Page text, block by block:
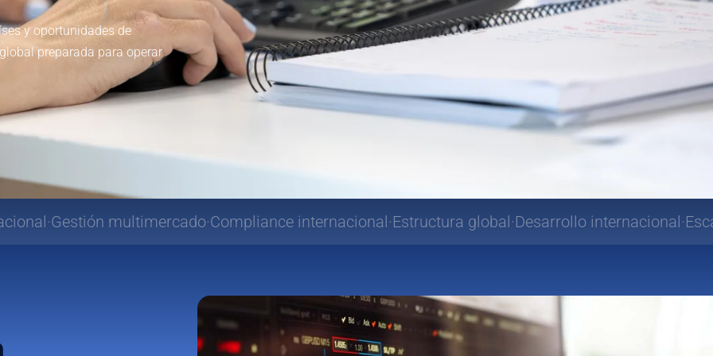
04. Internacionalización
Nuevos mercados
y oportunidades de
preparada para operar
multimercado Compliance internacional Estructura global Desarrollo internacional Escalabilidad